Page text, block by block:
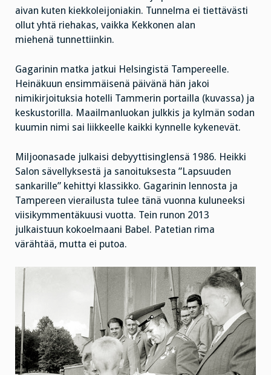
aivan kuten kiekkoleijoniakin. Tunnelma ei tiettävästi
ollut yhtä riehakas, vaikka Kekkonen alan
miehenä tunnettiinkin.
Gagarinin matka jatkui Helsingistä Tampereelle.
Heinäkuun ensimmäisenä päivänä hän jakoi
nimikirjoituksia hotelli Tammerin portailla (kuvassa) ja
keskustorilla. Maailmanluokan julkkis ja kylmän sodan
kuumin nimi sai liikkeelle kaikki kynnelle kykenevät.
Miljoonasade julkaisi debyyttisinglensä 1986. Heikki
Salon sävellyksestä ja sanoituksesta ”Lapsuuden
sankarille” kehittyi klassikko. Gagarinin lennosta ja
Tampereen vierailusta tulee tänä vuonna kuluneeksi
viisikymmentäkuusi vuotta. Tein runon 2013
julkaistuun kokoelmaani Babel. Patetian rima
värähtää, mutta ei putoa.